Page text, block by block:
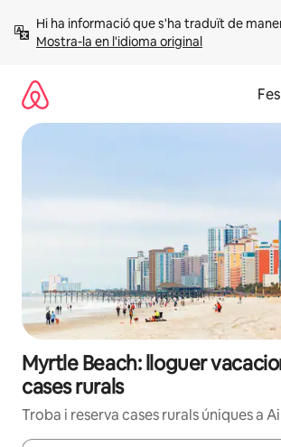
Mostra-la en l'idioma original
Myrtle Beach: lloguer
cases rurals
Troba i reserva cases rurals úniques a